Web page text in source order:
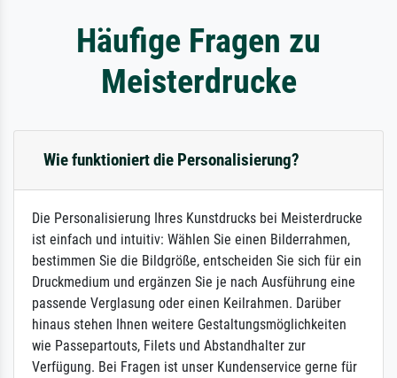
Häufige Fragen zu
Meisterdrucke
Wie funktioniert die Personalisierung?
Die Personalisierung Ihres Kunstdrucks bei Meisterdrucke
ist einfach und intuitiv: Wählen Sie einen Bilderrahmen,
bestimmen Sie die Bildgröße, entscheiden Sie sich für ein
Druckmedium und ergänzen Sie je nach Ausführung eine
passende Verglasung oder einen Keilrahmen. Darüber
hinaus stehen Ihnen weitere Gestaltungsmöglichkeiten
wie Passepartouts, Filets und Abstandhalter zur
Verfügung. Bei Fragen ist unser Kundenservice gerne für